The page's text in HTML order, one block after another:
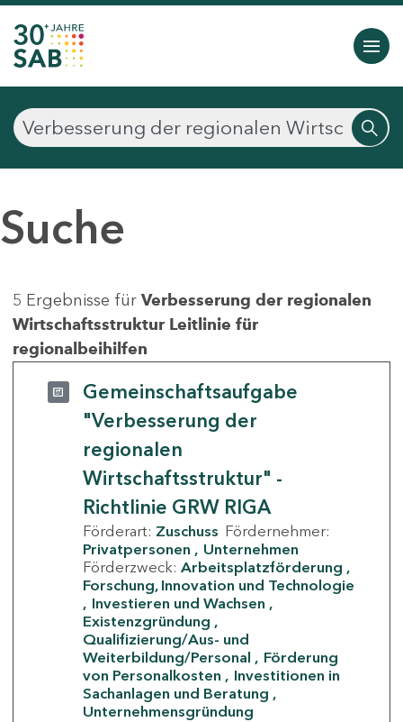
Suche
5 Ergebnisse für Verbesserung der regionalen
Wirtschaftsstruktur Leitlinie für
regionalbeihilfen
Gemeinschaftsaufgabe
"Verbesserung der
regionalen
Wirtschaftsstruktur" -
Richtlinie GRW RIGA
Förderart: Zuschuss Fördernehmer:
Privatpersonen
Unternehmen
Förderzweck: Arbeitsplatzförderung
Forschung, Innovation und Technologie
Investieren und Wachsen
Existenzgründung
Qualifizierung/Aus- und
Weiterbildung/Personal
Förderung
von Personalkosten
Investitionen in
Sachanlagen und Beratung
Unternehmensgründung